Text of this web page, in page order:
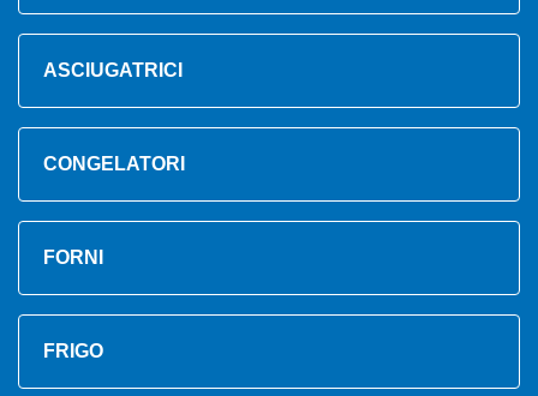
ASCIUGATRICI
CONGELATORI
FORNI
FRIGO